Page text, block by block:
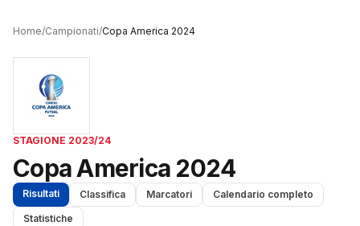
Home/Campionati/Copa America 2024
STAGIONE 2023/24
Copa America 2024
Risultati Classifica Marcatori
Calendario completo
Statistiche